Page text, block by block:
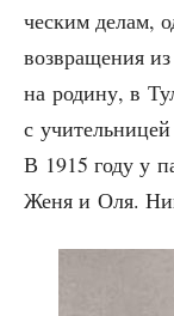
че­ским делам,
воз­вра­ще­ния
на роди­ну, в
с
В 1915 году у
Женя и Оля.